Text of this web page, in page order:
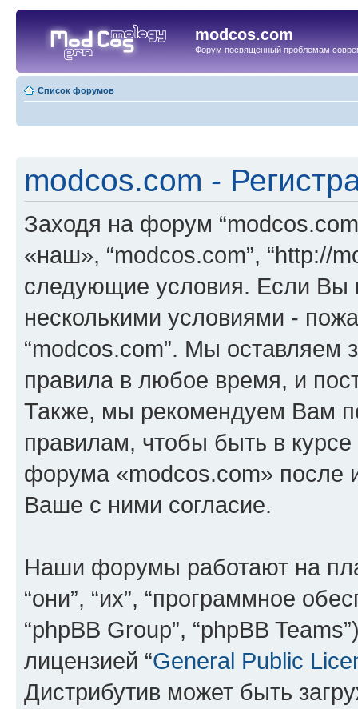
modcos.com
Форум посвященный проблемам
Список форумов
modcos.com -
Заходя на форум
«наш», “modcos.com”, “http://
следующие условия. Если Вы
несколькими условиями -
“modcos.com”. Мы оставляем
правила в любое время, и
Также, мы рекомендуем Вам
правилам, чтобы быть в
форума «modcos.com» после
Ваше с ними согласие.
Наши форумы работают на
“они”, “их”, “программное
“phpBB Group”, “phpBB
лицензией “General Public
Дистрибутив может быть